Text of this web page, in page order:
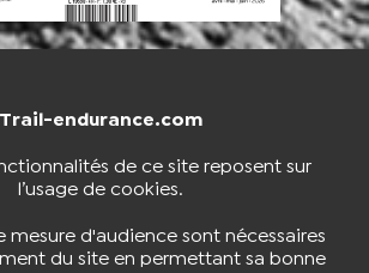
Trail-endurance.com
de ce site reposent sur
l’usage de cookies.
mesure d'audience sont nécessaires
du site en permettant sa bonne
NOUS CONTACTER BOUTIQUE